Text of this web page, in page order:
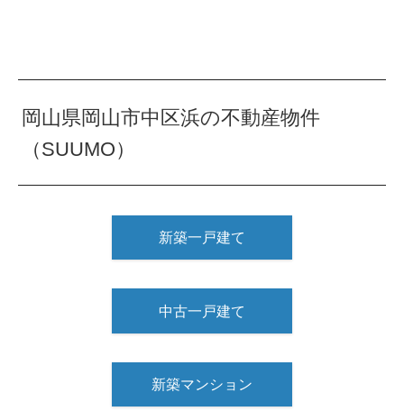
岡山県岡山市中区浜の不動産物件
（SUUMO）
新築一戸建て
中古一戸建て
新築マンション